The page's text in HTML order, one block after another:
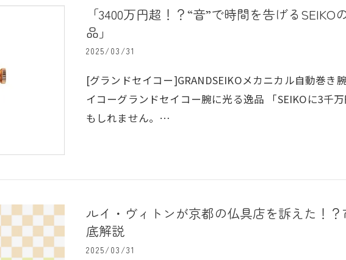
「3400万円超！？“音”で時間を告げる
品」
2025/03/31
[グランドセイコー]GRANDSEIKOメカニカル自動巻き
イコーグランドセイコー腕に光る逸品 「SEIKOに3千
もしれません。…
ルイ・ヴィトンが京都の仏具店を訴えた！
底解説
2025/03/31